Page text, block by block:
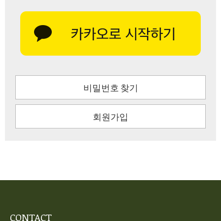
비밀번호 찾기
회원가입
CONTACT